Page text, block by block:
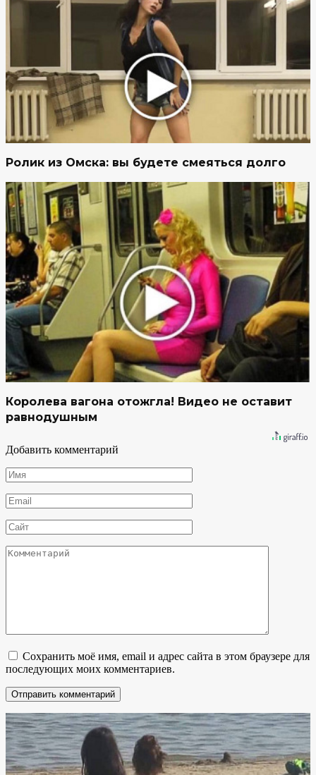
Ролик из Омска: вы будете смеяться долго
Королева вагона отожгла! Видео не оставит
равнодушным
Добавить комментарий
Имя
*
Email
*
Сайт
Комментарий
Сохранить моё имя, email и адрес сайта в этом браузере для
последующих моих комментариев.